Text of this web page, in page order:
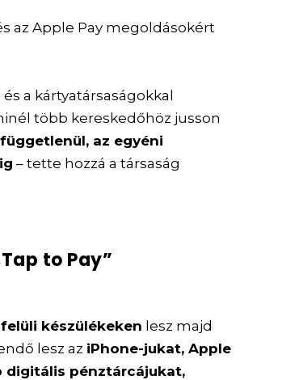
az Apple Pay megoldásokért
a kártyatársaságokkal
több kereskedőhöz jusson
az egyéni
– tette hozzá a társaság
to Pay”
készülékeken lesz majd
lesz az iPhone-jukat, Apple
digitális pénztárcájukat,